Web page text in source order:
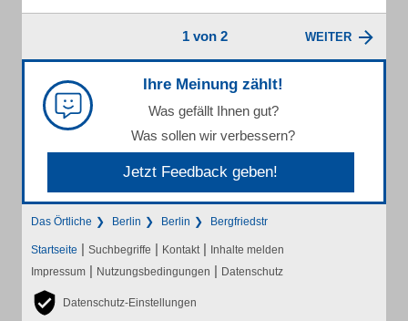
1 von 2 WEITER
Ihre Meinung zählt!
Was gefällt Ihnen gut?
Was sollen wir verbessern?
Jetzt Feedback geben!
Das Örtliche Berlin Berlin Bergfriedstr
Startseite | Suchbegriffe | Kontakt | Inhalte melden
Impressum | Nutzungsbedingungen | Datenschutz
Datenschutz-Einstellungen